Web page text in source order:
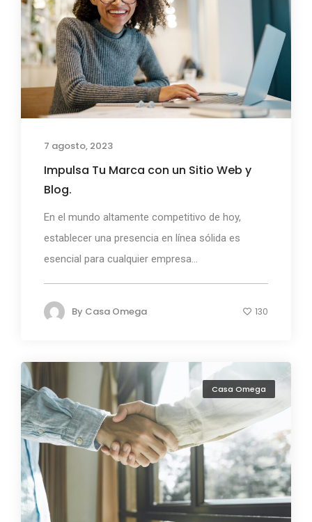
7 agosto, 2023
Impulsa Tu Marca con un Sitio Web y
Blog.
En el mundo altamente competitivo de hoy,
establecer una presencia en línea sólida es
esencial para cualquier empresa...
By Casa Omega 130
Casa Omega